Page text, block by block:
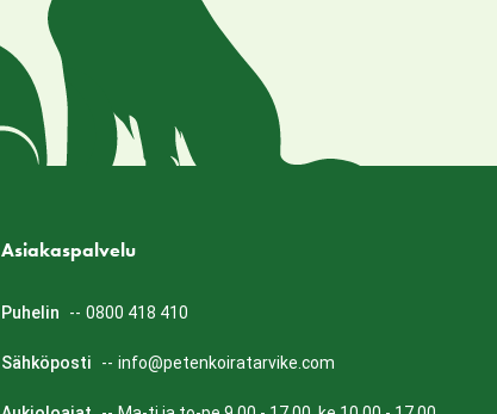
Asiakaspalvelu
Puhelin -- 0800 418 410
Sähköposti -- info@petenkoiratarvike.com